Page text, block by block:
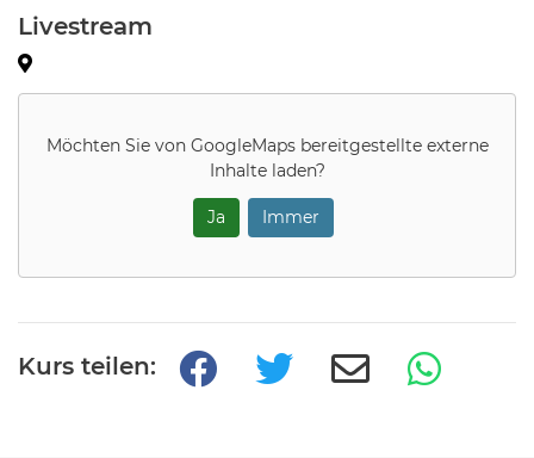
Livestream
Möchten Sie von GoogleMapsbereitgestellte externe
Inhalte laden?
Ja Immer
Kurs teilen: